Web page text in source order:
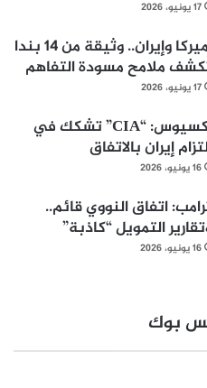
17 يونيو، 2026
أميركا وإيران.. وثيقة من 14 بندا
ملامح مسودة التفاهم
17 يونيو، 2026
أكسيوس: “CIA” تشكك في
إيران بالاتفاق
16 يونيو، 2026
اتفاق النووي قائم..
التمويل “كاذبة”
16 يونيو، 2026
بوك